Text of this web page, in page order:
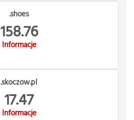
.shoes
158.76
Informacje
.skoczow.pl
17.47
Informacje